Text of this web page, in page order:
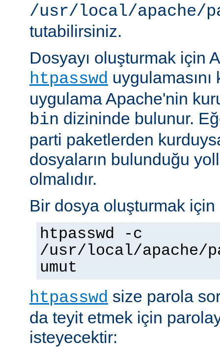
/usr/local/apache/
tutabilirsiniz.
Dosyayı oluşturmak için
htpasswd
uygulama Apache'nin
bin dizininde bulunur.
parti paketlerden
dosyaların bulunduğu
olmalıdır.
Bir dosya oluşturmak için
htpasswd -c
/usr/local/apache/
umut
htpasswd size parola
da teyit etmek için
isteyecektir: